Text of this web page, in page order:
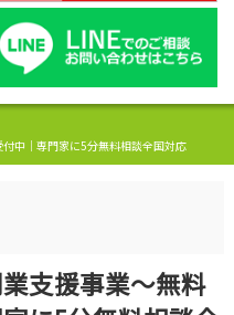
中｜専門家に5分無料相談全国対応
支援事業～無料